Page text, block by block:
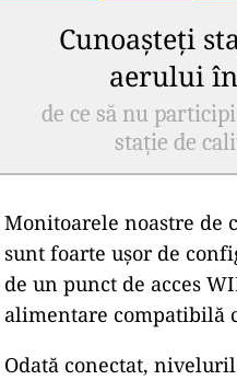
Cunoașteți
aerului
de ce să nu
stație de
Monitoarele noastre de
sunt foarte ușor de
de un punct de acces
alimentare compatibilă
Odată conectat,